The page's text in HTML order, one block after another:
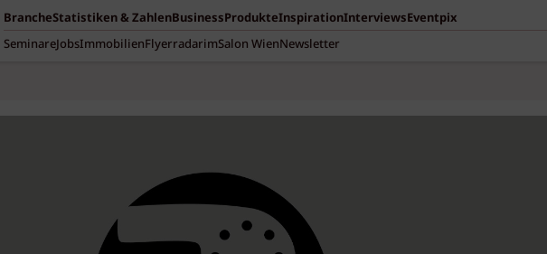
BrancheStatistiken & ZahlenBusinessProdukteInspirationInterviewsEventpix
SeminareJobsImmobilienFlyerradarimSalon WienNewsletter